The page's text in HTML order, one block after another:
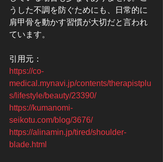
うした不調を防ぐためにも、日常的に
肩甲骨を動かす習慣が大切だと言われ
ています。
引用元：
https://co-
medical.mynavi.jp/contents/therapistplu
s/lifestyle/beauty/23390/
https://kumanomi-
seikotu.com/blog/3676/
https://alinamin.jp/tired/shoulder-
blade.html